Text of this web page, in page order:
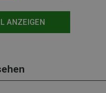
ANZEIGEN